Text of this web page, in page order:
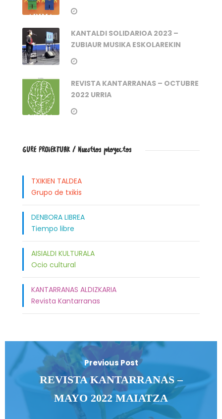
KANTALDI SOLIDARIOA 2023 –
ZUBIAUR MUSIKA ESKOLAREKIN
REVISTA KANTARRANAS – OCTUBRE
2022 URRIA
GURE PROIEKTUAK / Nuestros proyectos
TXIKIEN TALDEA
Grupo de txikis
DENBORA LIBREA
Tiempo libre
AISIALDI KULTURALA
Ocio cultural
KANTARRANAS ALDIZKARIA
Revista Kantarranas
Previous Post
REVISTA KANTARRANAS –
MAYO 2022 MAIATZA